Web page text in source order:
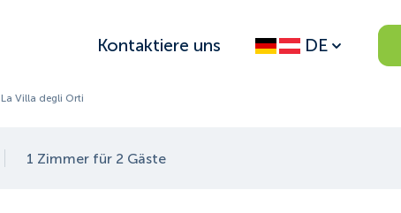
Kontaktiere uns DE
La Villa degli Orti
1 Zimmer für 2 Gäste